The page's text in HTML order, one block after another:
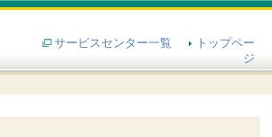
サービスセンター一覧
トップペー
ジ